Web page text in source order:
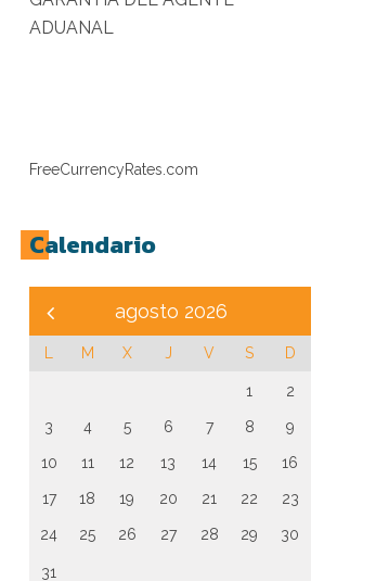
FreeCurrencyRates.com
Calendario
agosto 2026
M X J V S D
1 2
3 4 5 6 7 8 9
10 11 12 13 14 15 16
17 18 19 20 21 22 23
24 25 26 27 28 29 30
31